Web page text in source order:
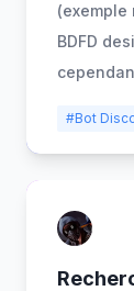
(exemple
BDFD
#Bot